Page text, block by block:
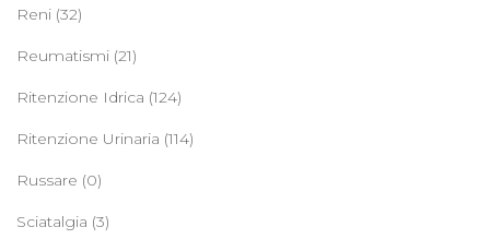
Reni (32)
Reumatismi (21)
Ritenzione Idrica (124)
Ritenzione Urinaria (114)
Russare (0)
Sciatalgia (3)